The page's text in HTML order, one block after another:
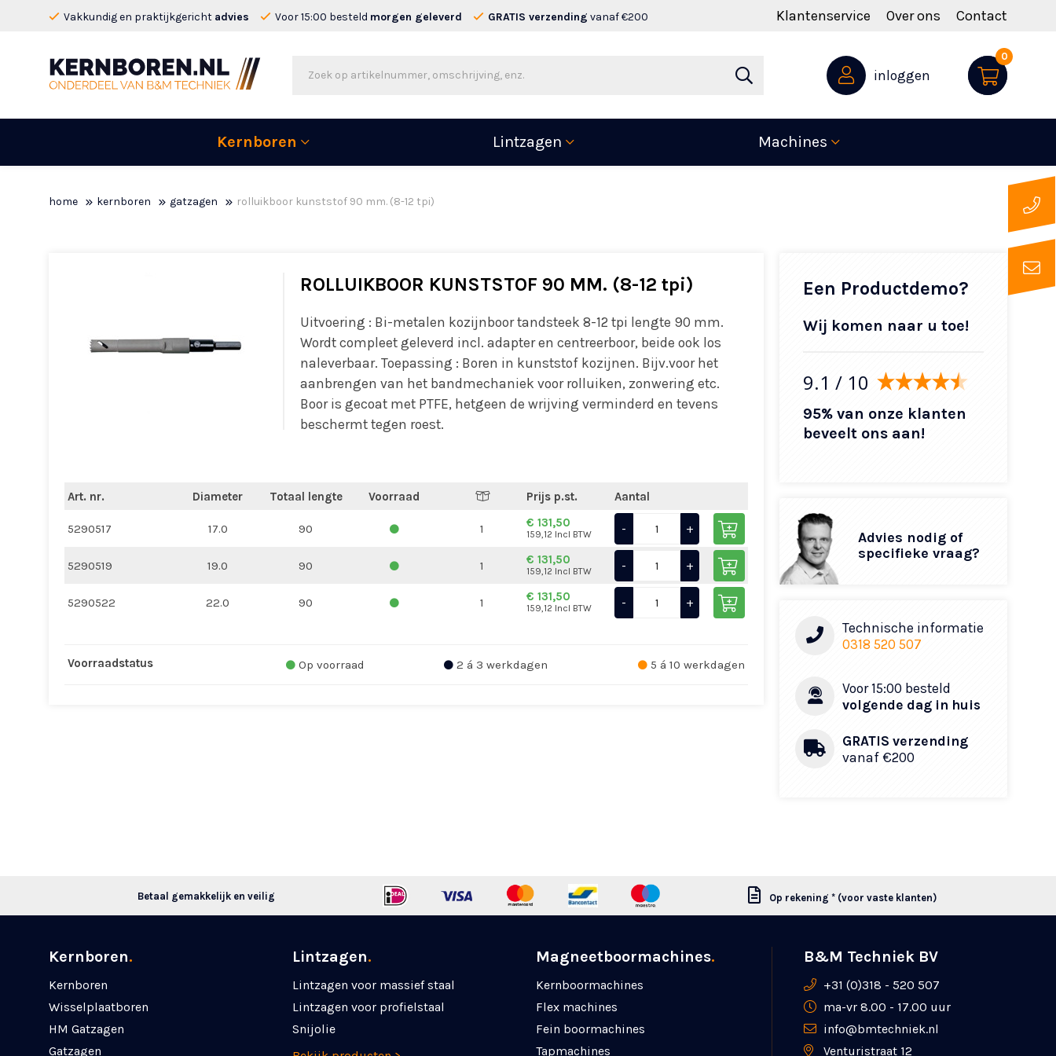
Vakkundig en praktijkgericht advies Voor 15:00 besteld morgen geleverd GRATIS verzending vanaf €200 Klantenservice Over ons Contact
0
inloggen
Kernboren Lintzagen Machines
home kernboren gatzagen rolluikboor kunststof 90 mm. (8-12 tpi)
ROLLUIKBOOR KUNSTSTOF 90 MM. (8-12 tpi)
Uitvoering : Bi-metalen kozijnboor tandsteek 8-12 tpi lengte 90 mm.
Wordt compleet geleverd incl. adapter en centreerboor, beide ook los
naleverbaar. Toepassing : Boren in kunststof kozijnen. Bijv.voor het
aanbrengen van het bandmechaniek voor rolluiken, zonwering etc.
Boor is gecoat met PTFE, hetgeen de wrijving verminderd en tevens
beschermt tegen roest.
Art. nr. Diameter Totaal lengte Voorraad Prijs p.st. Aantal
5290517 17.0 90 1 € 131,50
159,12 Incl BTW - +
5290519 19.0 90 1 € 131,50
159,12 Incl BTW - +
5290522 22.0 90 1 € 131,50
159,12 Incl BTW - +
Voorraadstatus Op voorraad 2 á 3 werkdagen 5 á 10 werkdagen
Een Productdemo?
Wij komen naar u toe!
9.1 / 10
95% van onze klanten
beveelt ons aan!
Advies nodig of
specifieke vraag?
Technische informatie
0318 520 507
Voor 15:00 besteld
volgende dag in huis
GRATIS verzending
vanaf €200
Betaal gemakkelijk en veilig Op rekening * (voor vaste klanten)
Kernboren.
Kernboren
Wisselplaatboren
HM Gatzagen
Gatzagen
Lintzagen.
Lintzagen voor massief staal
Lintzagen voor profielstaal
Snijolie
Magneetboormachines.
Kernboormachines
Flex machines
Fein boormachines
Tapmachines
B&M Techniek BV
+31 (0)318 - 520 507
ma-vr 8.00 - 17.00 uur
info@bmtechniek.nl
Venturistraat 12